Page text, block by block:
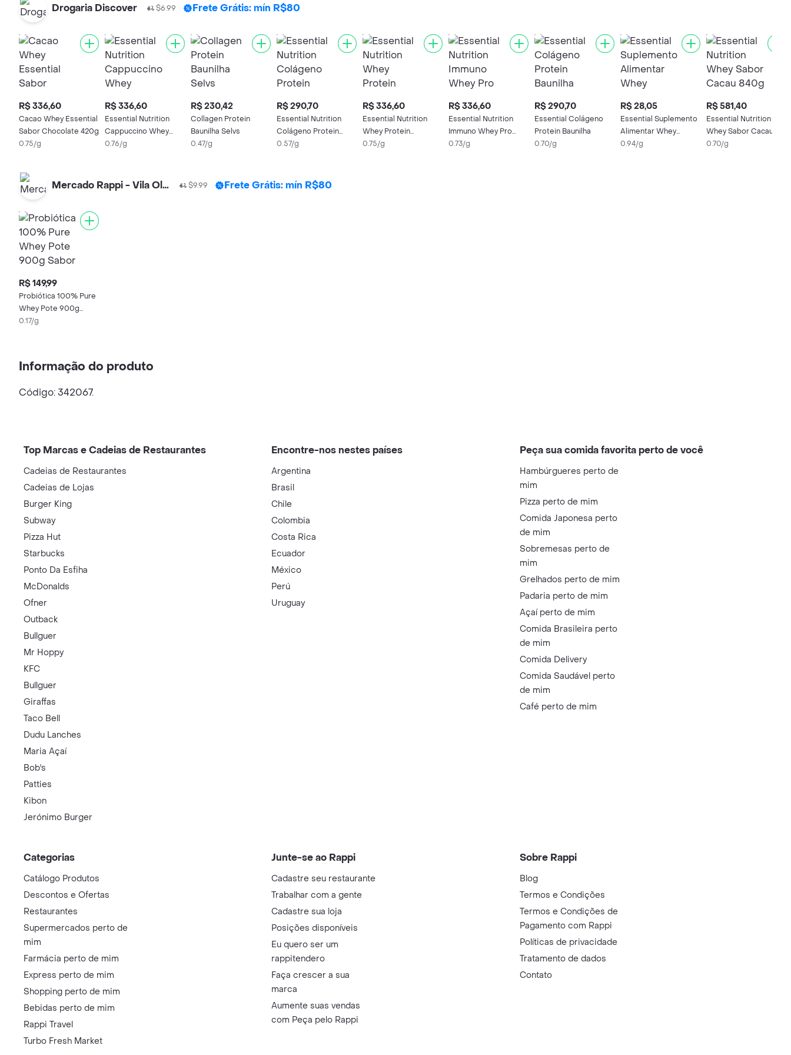
Drogaria Discover $6.99 Frete Grátis: mín R$80
R$ 336,60
Cacao Whey Essential
Sabor Chocolate 420g
0.75/g
R$ 336,60
Essential Nutrition
Cappuccino Whey
Protein 420g
0.76/g
R$ 230,42
Collagen Protein
Baunilha Selvs
0.47/g
R$ 290,70
Essential Nutrition
Colágeno Protein
Chocolate 510g
0.57/g
R$ 336,60
Essential Nutrition
Whey Protein
Hidrolisado Baunilha
0.75/g
R$ 336,60
Essential Nutrition
Immuno Whey Pro
Glutathione Cacao
0.73/g
R$ 290,70
Essential Colágeno
Protein Baunilha
0.70/g
R$ 28,05
Essential Suplemento
Alimentar Whey
Cappuccino
0.94/g
R$ 581,40
Essential Nutrition
Whey Sabor Cacau
840g
0.70/g
Mercado Rappi - Vila Olimpia $9.99 Frete Grátis: mín R$80
R$ 149,99
Probiótica 100% Pure
Whey Pote 900g
Sabor Baunilha
0.17/g
Informação do produto
Código: 342067.
Top Marcas e Cadeias de Restaurantes
Cadeias de Restaurantes
Cadeias de Lojas
Burger King
Subway
Pizza Hut
Starbucks
Ponto Da Esfiha
McDonalds
Ofner
Outback
Bullguer
Mr Hoppy
KFC
Bullguer
Giraffas
Taco Bell
Dudu Lanches
Maria Açaí
Bob's
Patties
Kibon
Jerónimo Burger
Encontre-nos nestes países
Argentina
Brasil
Chile
Colombia
Costa Rica
Ecuador
México
Perú
Uruguay
Peça sua comida favorita perto de você
Hambúrgueres perto de
mim
Pizza perto de mim
Comida Japonesa perto
de mim
Sobremesas perto de
mim
Grelhados perto de mim
Padaria perto de mim
Açaí perto de mim
Comida Brasileira perto
de mim
Comida Delivery
Comida Saudável perto
de mim
Café perto de mim
Categorias
Catálogo Produtos
Descontos e Ofertas
Restaurantes
Supermercados perto de
mim
Farmácia perto de mim
Express perto de mim
Shopping perto de mim
Bebidas perto de mim
Rappi Travel
Turbo Fresh Market
Junte-se ao Rappi
Cadastre seu restaurante
Trabalhar com a gente
Cadastre sua loja
Posições disponíveis
Eu quero ser um
rappitendero
Faça crescer a sua
marca
Aumente suas vendas
com Peça pelo Rappi
Sobre Rappi
Blog
Termos e Condições
Termos e Condições de
Pagamento com Rappi
Políticas de privacidade
Tratamento de dados
Contato